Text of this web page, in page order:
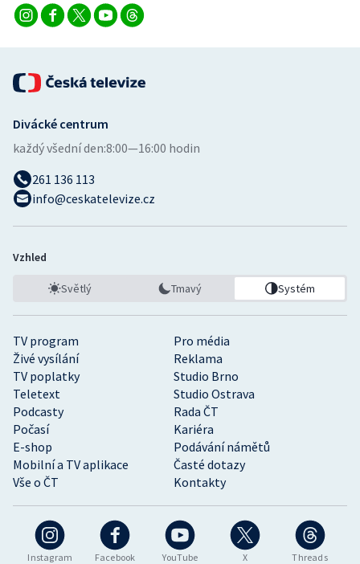
Instagram Facebook YouTube X Threads
TV program
Pro média
Živé vysílání
Reklama
TV poplatky
Studio Brno
Teletext
Studio Ostrava
Podcasty
Rada ČT
Počasí
Kariéra
E-shop
Podávání námětů
Mobilní a TV aplikace
Časté dotazy
Vše o ČT
Kontakty
Divácké centrum
každý všední den:8:00—16:00 hodin
261 136 113
info@ceskatelevize.cz
Vzhled
Světlý Tmavý Systém